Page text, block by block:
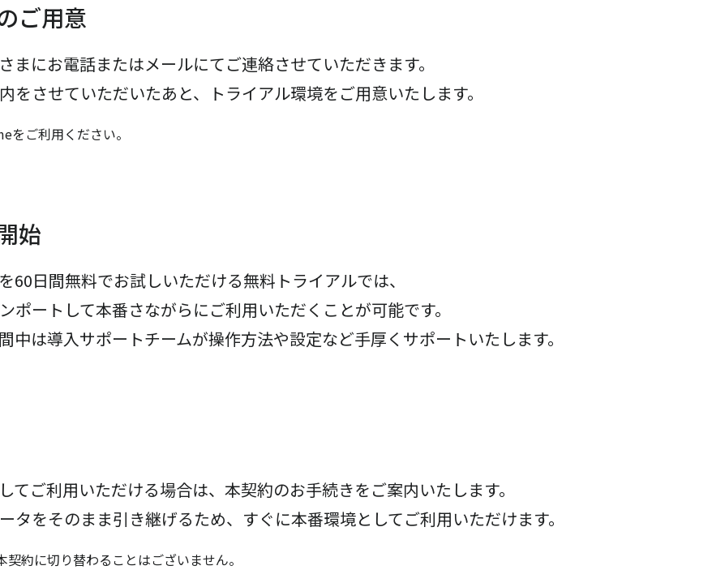
ご用意
まにお電話またはメールにてご連絡させていただきます。
をさせていただいたあと、トライアル環境をご用意いたします。
をご利用ください。
始
60日間無料でお試しいただける無料トライアルでは、
ポートして本番さながらにご利用いただくことが可能です。
中は導入サポートチームが操作方法や設定など手厚くサポートいたします。
てご利用いただける場合は、本契約のお手続きをご案内いたします。
タをそのまま引き継げるため、すぐに本番環境としてご利用いただけます。
契約に切り替わることはございません。